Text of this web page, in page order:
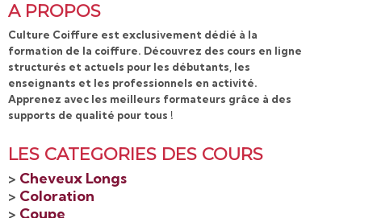
A PROPOS
Culture Coiffure est exclusivement dédié à la
formation de la coiffure. Découvrez des cours en ligne
structurés et actuels pour les débutants, les
enseignants et les professionnels en activité.
Apprenez avec les meilleurs formateurs grâce à des
supports de qualité pour tous !
LES CATEGORIES DES COURS
> Cheveux Longs
> Coloration
> Coupe